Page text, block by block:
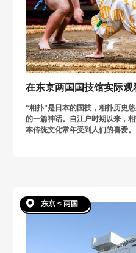
在东京两国国技馆实际观
“相扑”是日本的国技，相扑历史
的一篇神话。自江户时期以来，
本传统文化常年受到人们的喜爱。
东京 < 两国